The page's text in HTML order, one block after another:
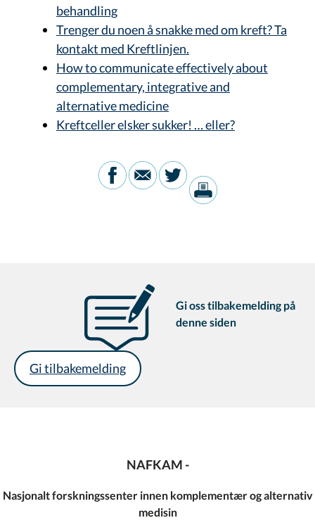
behandling
Trenger du noen å snakke med om kreft? Ta
kontakt med Kreftlinjen.
How to communicate effectively about
complementary, integrative and
alternative medicine
Kreftceller elsker sukker! … eller?
Gi oss tilbakemelding på
denne siden
Gi tilbakemelding
NAFKAM -
Nasjonalt forskningssenter innen komplementær og alternativ
medisin